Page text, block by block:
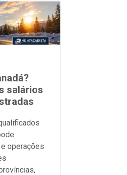
salários
operações